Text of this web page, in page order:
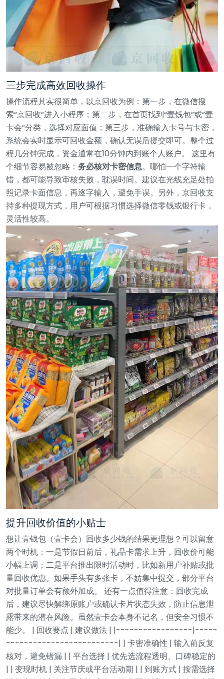
三步完成高效回收操作
操作流程其实很简单，以京回收为例：第一步，在微信搜
索“京回收”进入小程序；第二步，在首页找到“壹钱包”或“壹
卡会”分类，选择对应面值；第三步，准确输入卡号与卡密，
系统会实时显示可回收金额，确认无误后提交即可。整个过
程几分钟完成，资金通常在10分钟内到账个人账户。
这里有
个细节容易被忽略： 务必核对卡密信息。哪怕一个字符输
错，都可能导致审核失败，耽误时间。建议在光线充足处拍
照记录卡面信息，再逐字输入，避免手误。另外，京回收支
持多种提现方式，用户可根据习惯选择微信零钱或银行卡，
灵活性较高。
提升回收价值的小贴士
想让壹钱包（壹卡会）回收多少钱的结果更理想？可以留意
两个时机：一是节假日前后，礼品卡需求上升，回收价可能
小幅上调；二是平台推出限时活动时，比如新用户补贴或批
量回收优惠。如果手头有多张卡，不妨集中提交，部分平台
对批量订单会有额外加成。
还有一点值得注意：回收完成
后，建议尽快解绑原账户或确认卡片状态失效，防止信息泄
露带来的潜在风险。虽然壹卡会本身不记名，但安全习惯不
能少。
| 回收要点 | 建议做法 | |-----------------|-----
-------------------------| | 卡密准确性 | 输入前反复
核对，避免错漏 | | 平台选择 | 优先选流程透明、口碑稳定的
| | 变现时机 | 关注节庆或平台活动期 | | 到账方式 | 按需选择